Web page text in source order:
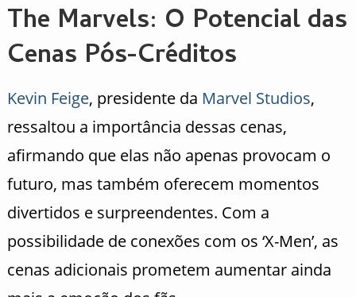
The Marvels: O Potencial das
Cenas Pós-Créditos
Kevin Feige, presidente da Marvel Studios,
ressaltou a importância dessas cenas,
afirmando que elas não apenas provocam o
futuro, mas também oferecem momentos
divertidos e surpreendentes. Com a
possibilidade de conexões com os ‘X-Men’, as
cenas adicionais prometem aumentar ainda